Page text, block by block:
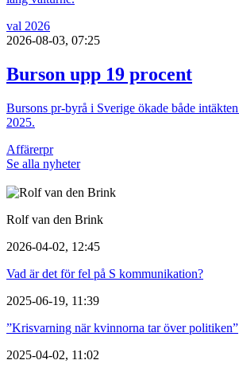
val 2026
2026-08-03, 07:25
Burson upp 19 procent
Bursons pr-byrå i Sverige ökade både
2025.
Affärerpr
Se alla nyheter
Rolf van den Brink
2026-04-02, 12:45
Vad är det för fel på S kommunikation?
2025-06-19, 11:39
”Krisvarning när kvinnorna tar över politiken”
2025-04-02, 11:02